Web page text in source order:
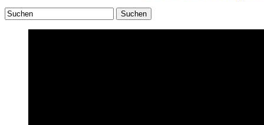
Suchen